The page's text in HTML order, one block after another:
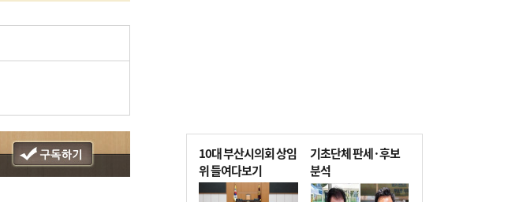
10대 부산시의회 상임
위 들여다보기
기초단체 판세·후보
분석